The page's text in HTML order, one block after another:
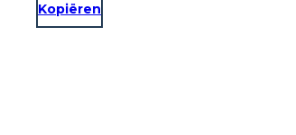
Kopiëren